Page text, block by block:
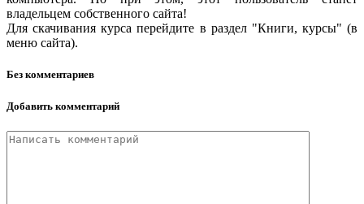
владельцем собственного сайта!
Для скачивания курса перейдите в раздел "Книги, курсы" (в
меню сайта).
Без комментариев
Добавить комментарий